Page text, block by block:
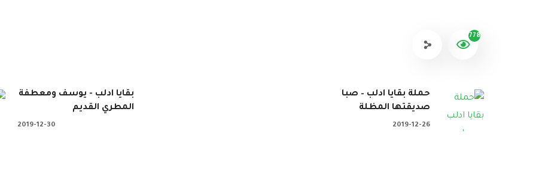
778
حملة بقايا ادلب – صبا
صديقتها المظلة
2019-12-26
بقايا ادلب - يوسف ومعطفة
المطري القديم
2019-12-30